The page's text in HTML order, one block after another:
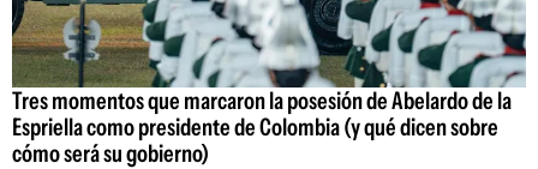
Tres momentos que marcaron la posesión de Abelardo de la
Espriella como presidente de Colombia (y qué dicen sobre
cómo será su gobierno)